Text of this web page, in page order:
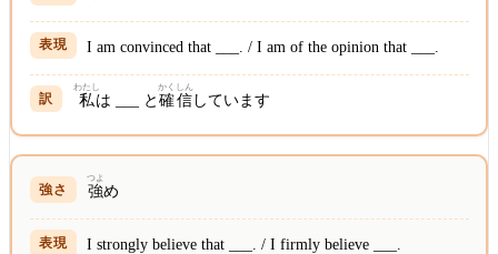
I am convinced that ___. / I am of the opinion that ___.
私
わたし
は ___ と確
かく
信
しん
しています
強
つよ
め
I strongly believe that ___. / I firmly believe ___.